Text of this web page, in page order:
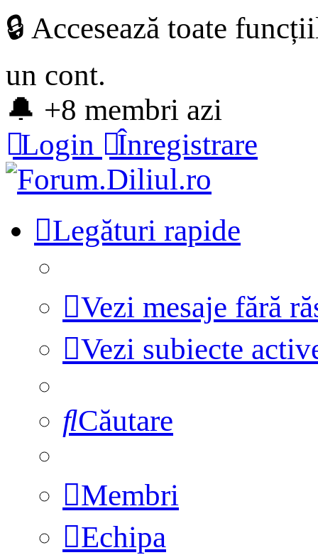
🔒 Accesează toate
un cont.
🔔 +8 membri azi
Login Înregistrare
Legături rapide
Vezi mesaje fără
Vezi subiecte
Căutare
Membri
Echipa